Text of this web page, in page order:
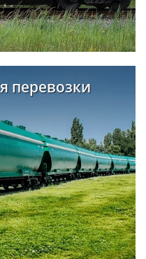
перевозки